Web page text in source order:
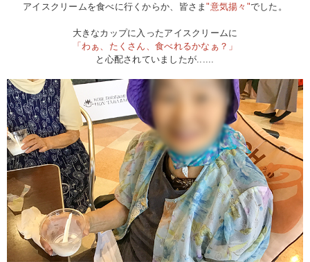
アイスクリームを食べに行くからか、皆さま"意気揚々"でした。
大きなカップに入ったアイスクリームに
「わぁ、たくさん、食べれるかなぁ？」
と心配されていましたが......